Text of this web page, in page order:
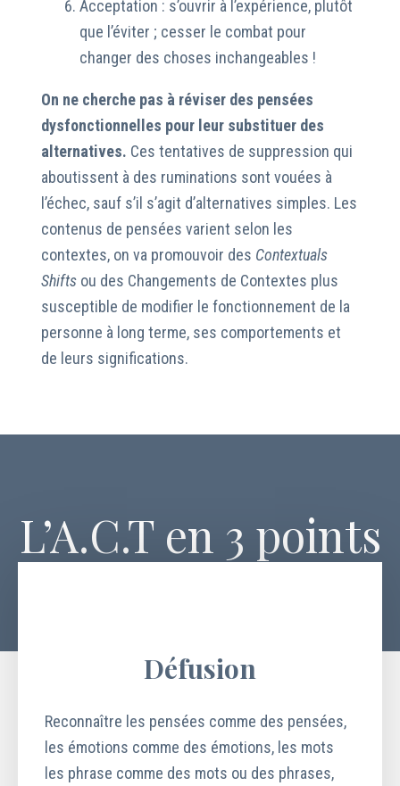
Acceptation : s’ouvrir à l’expérience, plutôt
que l’éviter ; cesser le combat pour
changer des choses inchangeables !
On ne cherche pas à réviser des pensées
dysfonctionnelles pour leur substituer des
alternatives. Ces tentatives de suppression qui
aboutissent à des ruminations sont vouées à
l’échec, sauf s’il s’agit d’alternatives simples. Les
contenus de pensées varient selon les
contextes, on va promouvoir des Contextuals
Shifts ou des Changements de Contextes plus
susceptible de modifier le fonctionnement de la
personne à long terme, ses comportements et
de leurs significations.
L’A.C.T en 3 points
Défusion
Reconnaître les pensées comme des pensées,
les émotions comme des émotions, les mots
les phrase comme des mots ou des phrases,